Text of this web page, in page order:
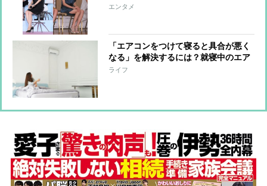
ずかしい”写真
エンタメ
「エアコンをつけて寝ると具合が悪く
なる」を解決するには？就寝中のエア
コンの快適な使い方
ライフ